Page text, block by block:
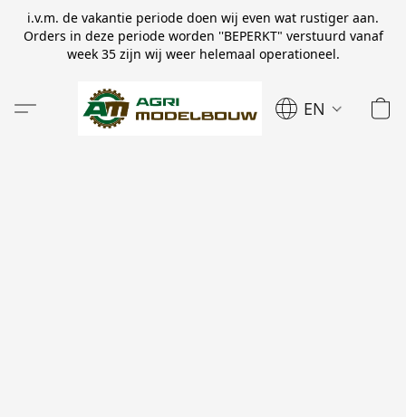
i.v.m. de vakantie periode doen wij even wat rustiger aan.
Orders in deze periode worden ''BEPERKT" verstuurd vanaf
week 35 zijn wij weer helemaal operationeel.
EN